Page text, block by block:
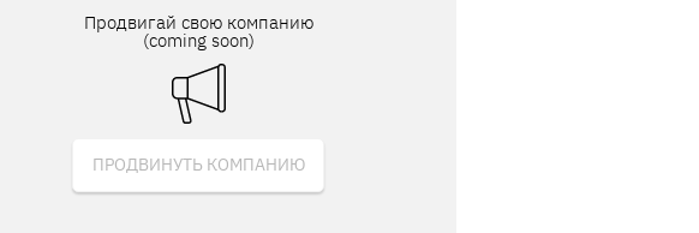
Продвигай свою компанию
(coming soon)
ПРОДВИНУТЬ КОМПАНИЮ